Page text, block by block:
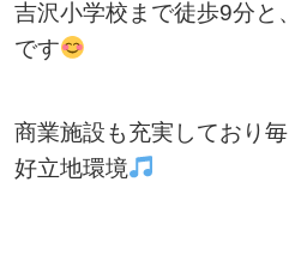
吉沢小学校まで徒歩9分と
です
商業施設も充実しており
好立地環境